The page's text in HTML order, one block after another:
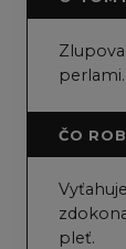
perlami.
ČO
pleť.